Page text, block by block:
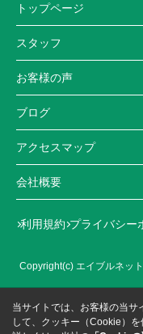
トップページ
スタッフ
お客様の声
ブログ
アクセスマップ
会社概要
利用規約 プライバシー
Copyright(c) エイブルネ
当サイトでは、お客様の当サ
して、クッキー（Cookie）を